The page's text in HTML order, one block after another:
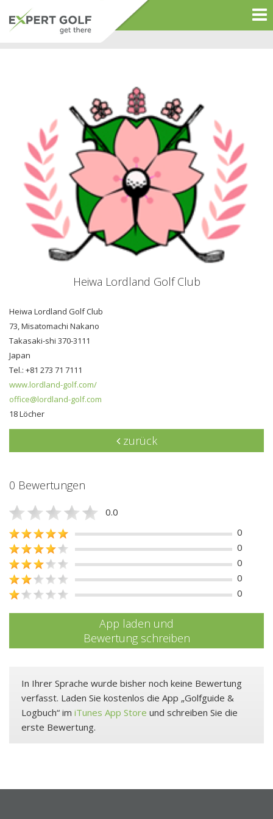
Heiwa Lordland Golf Club
Heiwa Lordland Golf Club
73, Misatomachi Nakano
Takasaki-shi 370-3111
Japan
Tel.: +81 273 71 7111
www.lordland-golf.com/
office@lordland-golf.com
18 Löcher
zurück
0 Bewertungen
0.0
0
0
0
0
0
App laden und
Bewertung schreiben
In Ihrer Sprache wurde bisher noch keine Bewertung
verfasst. Laden Sie kostenlos die App „Golfguide &
Logbuch“ im iTunes App Store und schreiben Sie die
erste Bewertung.